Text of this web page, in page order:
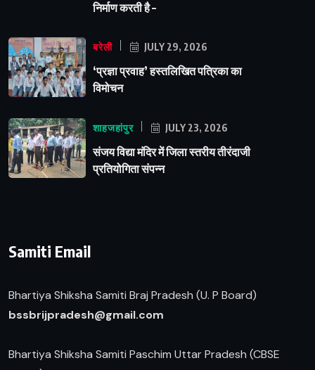
निर्माण करती है –
बरेली JULY 29, 2026
‘प्रज्ञा प्रवाह’ हस्तलिखित पत्रिका का
विमोचन
शाहजहांपुर JULY 23, 2026
संजय विद्या मंदिर में जिला स्तरीय तीरंदाजी
प्रतियोगिता संपन्न
Samiti Email
Bhartiya Shiksha Samiti Braj Pradesh (U. P Board)
bssbrijpradesh@gmail.com
Bhartiya Shiksha Samiti Paschim Uttar Pradesh (CBSE